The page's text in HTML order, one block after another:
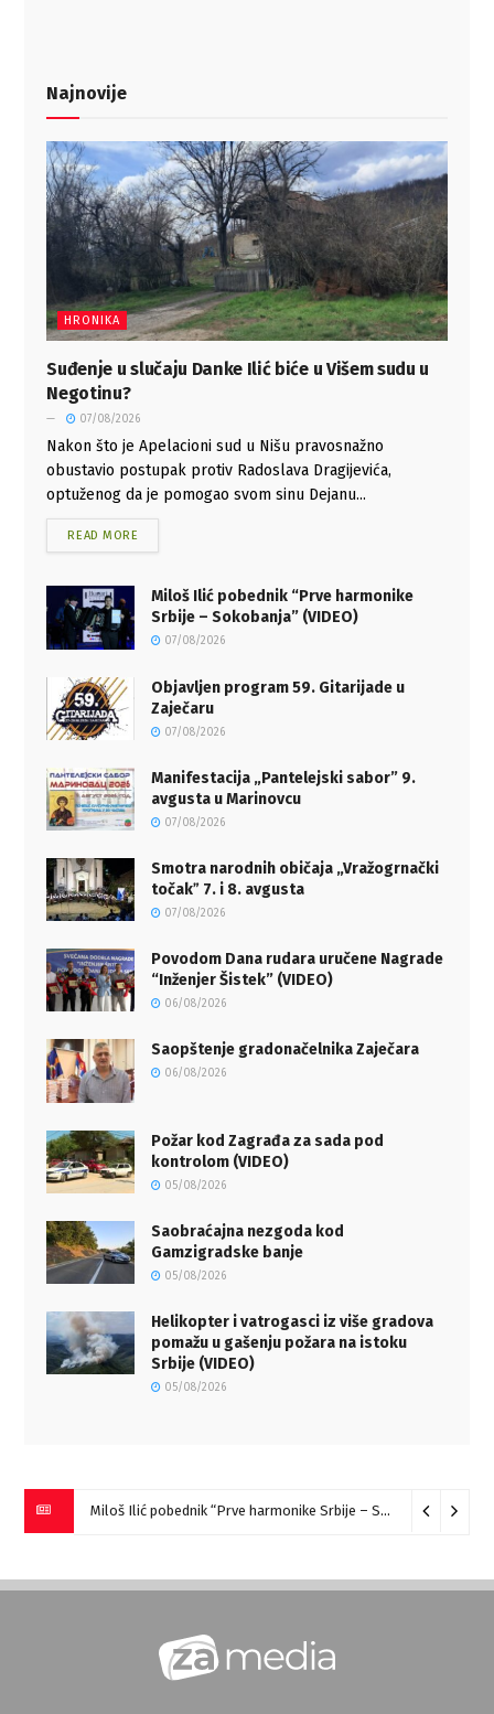
Najnovije
HRONIKA
Suđenje u slučaju Danke Ilić biće u Višem sudu u
Negotinu?
07/08/2026
Nakon što je Apelacioni sud u Nišu pravosnažno
obustavio postupak protiv Radoslava Dragijevića,
optuženog da je pomogao svom sinu Dejanu...
READ MORE
Miloš Ilić pobednik “Prve harmonike
Srbije – Sokobanja” (VIDEO)
07/08/2026
Objavljen program 59. Gitarijade u
Zaječaru
07/08/2026
Manifestacija „Pantelejski sabor” 9.
avgusta u Marinovcu
07/08/2026
Smotra narodnih običaja „Vražogrnački
točakˮ 7. i 8. avgusta
07/08/2026
Povodom Dana rudara uručene Nagrade
“Inženjer Šistek” (VIDEO)
06/08/2026
Saopštenje gradonačelnika Zaječara
06/08/2026
Požar kod Zagrađa za sada pod
kontrolom (VIDEO)
05/08/2026
Saobraćajna nezgoda kod
Gamzigradske banje
05/08/2026
Helikopter i vatrogasci iz više gradova
pomažu u gašenju požara na istoku
Srbije (VIDEO)
05/08/2026
Miloš Ilić pobednik “Prve harmonike Srbije – Sokobanja” (VIDEO)